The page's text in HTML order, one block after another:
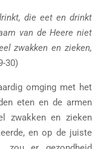
die eet en drinkt
van de Heere niet
zwakken en zieken,
30)
omging met het
eten en de armen
zwakken en zieken
en op de juiste